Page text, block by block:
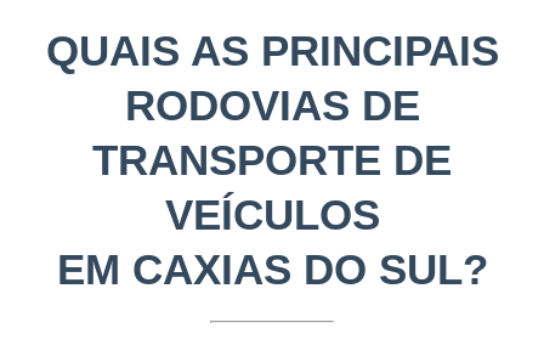
QUAIS AS PRINCIPAIS
RODOVIAS DE
TRANSPORTE DE
VEÍCULOS
EM CAXIAS DO SUL?